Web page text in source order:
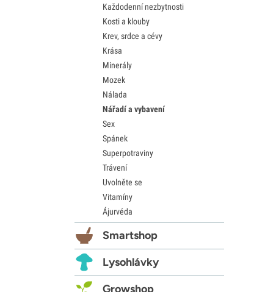
Každodenní nezbytnosti
Kosti a klouby
Krev, srdce a cévy
Krása
Minerály
Mozek
Nálada
Nářadí a vybavení
Sex
Spánek
Superpotraviny
Trávení
Uvolněte se
Vitamíny
Ájurvéda
Smartshop
Lysohlávky
Growshop